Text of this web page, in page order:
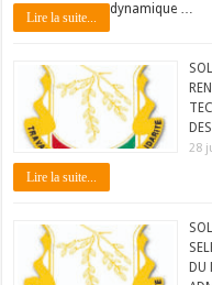
dynamique …
Lire la suite...
28
Lire la suite...
DU